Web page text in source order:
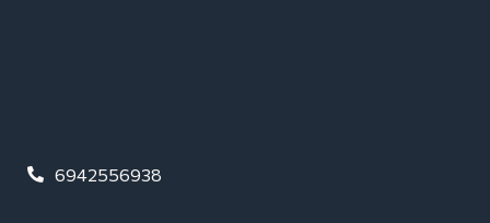
6942556938